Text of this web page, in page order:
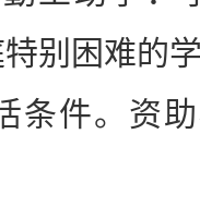
别困难的
条件。资